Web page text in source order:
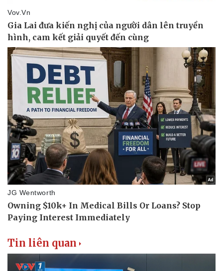
Thể thao
Bóng đá
Lịch thi đấu bóng đá
Thế giới thể thao
eSports
Hậu trường
Ô tô - Xe máy
Ô tô
Xe máy
Tư vấn
Tin liên quan